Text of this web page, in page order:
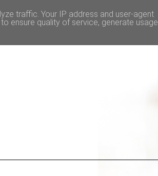
traffic. Your IP address and user-agent
ensure quality of service, generate usage